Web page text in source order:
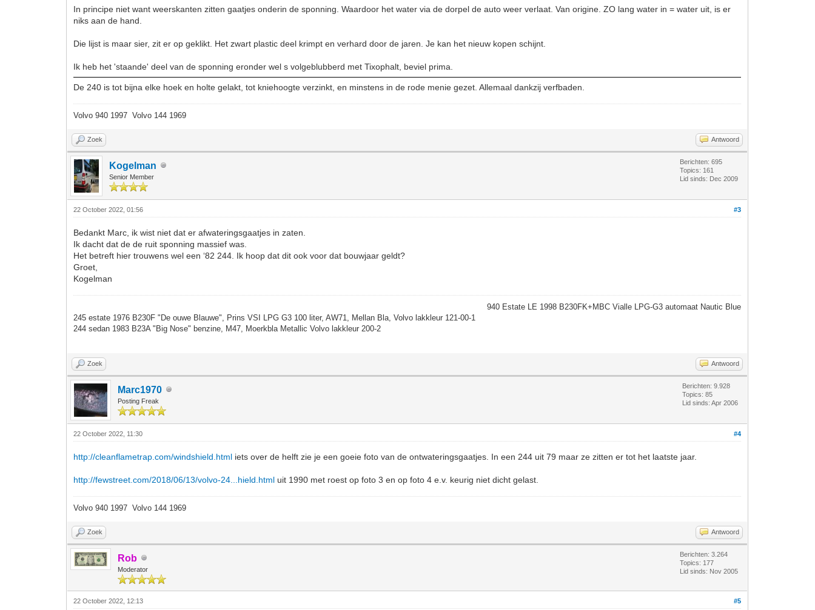
In principe niet want weerskanten zitten gaatjes onderin de sponning. Waardoor het water via de dorpel de auto weer verlaat. Van origine. ZO lang water in = water uit, is er
niks aan de hand.
Die lijst is maar sier, zit er op geklikt. Het zwart plastic deel krimpt en verhard door de jaren. Je kan het nieuw kopen schijnt.
Ik heb het 'staande' deel van de sponning eronder wel s volgeblubberd met Tixophalt, beviel prima.
De 240 is tot bijna elke hoek en holte gelakt, tot kniehoogte verzinkt, en minstens in de rode menie gezet. Allemaal dankzij verfbaden.
Volvo 940 1997 Volvo 144 1969
Zoek Antwoord
Kogelman
Senior Member
Berichten: 695
Topics: 161
Lid sinds: Dec 2009
#3
22 October 2022, 01:56
Bedankt Marc, ik wist niet dat er afwateringsgaatjes in zaten.
Ik dacht dat de de ruit sponning massief was.
Het betreft hier trouwens wel een ‘82 244. Ik hoop dat dit ook voor dat bouwjaar geldt?
Groet,
Kogelman
940 Estate LE 1998 B230FK+MBC Vialle LPG-G3 automaat Nautic Blue
245 estate 1976 B230F "De ouwe Blauwe", Prins VSI LPG G3 100 liter, AW71, Mellan Bla, Volvo lakkleur 121-00-1
244 sedan 1983 B23A "Big Nose" benzine, M47, Moerkbla Metallic Volvo lakkleur 200-2
Zoek Antwoord
Marc1970
Posting Freak
Berichten: 9.928
Topics: 85
Lid sinds: Apr 2006
#4
22 October 2022, 11:30
http://cleanflametrap.com/windshield.html iets over de helft zie je een goeie foto van de ontwateringsgaatjes. In een 244 uit 79 maar ze zitten er tot het laatste jaar.
http://fewstreet.com/2018/06/13/volvo-24...hield.html uit 1990 met roest op foto 3 en op foto 4 e.v. keurig niet dicht gelast.
Volvo 940 1997 Volvo 144 1969
Zoek Antwoord
Rob
Moderator
Berichten: 3.264
Topics: 177
Lid sinds: Nov 2005
#5
22 October 2022, 12:13